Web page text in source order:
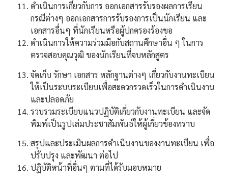
ดำเนินการเกี่ยวกับการ ออกเอกสารรับรองผลการเรียน
กรณีต่างๆ ออกเอกสารการรับรองการเป็นนักเรียน และ
เอกสารอื่นๆ ที่นักเรียนหรือผู้ปกครองร้องขอ
ดำเนินการให้ความร่วมมือกับสถานศึกษาอื่น ๆ ในการ
ตรวจสอบคุณวุฒิ ของนักเรียนที่จบหลักสูตร
จัดเก็บ รักษา เอกสาร หลักฐานต่างๆ เกี่ยวกับงานทะเบียน
ให้เป็นระบบระเบียบเพื่อสะดวกรวดเร็วในการดำเนินงาน
และปลอดภัย
รวบรวมระเบียบแนวปฏิบัติเกี่ยวกับงานทะเบียน และจัด
พิมพ์เป็นรูปเล่มประชาสัมพันธ์ให้ผู้เกี่ยวข้องทราบ
สรุปและประเมินผลการดำเนินงานของงานทะเบียน เพื่อ
ปรับปรุง และพัฒนา ต่อไป
ปฏิบัติหน้าที่อื่นๆ ตามที่ได้รับมอบหมาย